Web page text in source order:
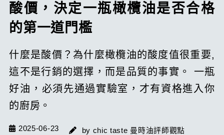
酸價，決定一瓶橄欖油是否合格
的第一道門檻
什麼是酸價？為什麼橄欖油的酸度值很重要,
這不是行銷的選擇，而是品質的事實。 一瓶
好油，必須先通過實驗室，才有資格進入你
的廚房。
2025-06-23 by chic taste 曼時油評師觀點